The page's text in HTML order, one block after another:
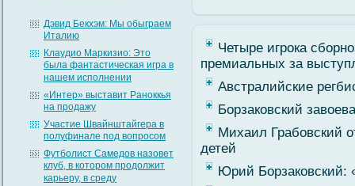
Дэвид Бекхэм: Мы обыграем
Италию
Клаудио Маркизио: Это
была фантастическая игра в
нашем исполнении
«Интер» выставит Раноккья
на продажу
Участие Швайнштайгера в
полуфинале под вопросом
Футболист Самедов назовет
клуб, в котором продолжит
карьеру, в среду
Четыре игрока
премиальных за
Австралийские
Борзаковский
Михаил Грабовский
детей
Юрий Борзаковский: